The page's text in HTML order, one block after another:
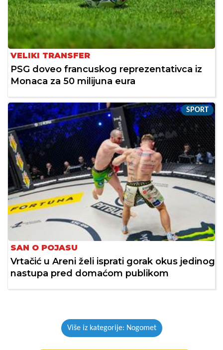
VELIKI TRANSFER
PSG doveo francuskog reprezentativca iz
Monaca za 50 milijuna eura
SPORT
SAN O POJASU
Vrtačić u Areni želi isprati gorak okus jedinog
nastupa pred domaćom publikom
Više iz kategorije: Nogomet